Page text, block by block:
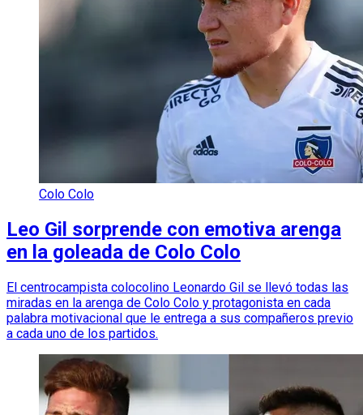
Colo Colo
Leo Gil sorprende con emotiva arenga
en la goleada de Colo Colo
El centrocampista colocolino Leonardo Gil se llevó todas las
miradas en la arenga de Colo Colo y protagonista en cada
palabra motivacional que le entrega a sus compañeros previo
a cada uno de los partidos.